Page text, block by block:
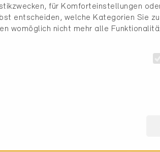
Menziken Aargau
für Komforteinstellungen
entscheiden, welche Kategorien Sie
womöglich nicht mehr alle